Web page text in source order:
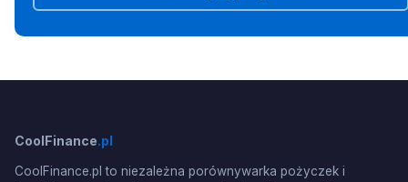
CoolFinance.pl
CoolFinance.pl to niezależna porównywarka pożyczek i